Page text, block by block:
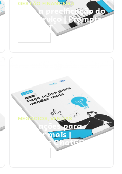
GESTÃO FINANCEIRA
Faça a precificação do
seu serviço | Prompts
ChatGPT
NEGÓCIOS, VENDAS
Faça ações para
vender mais |
Prompts ChatGPT